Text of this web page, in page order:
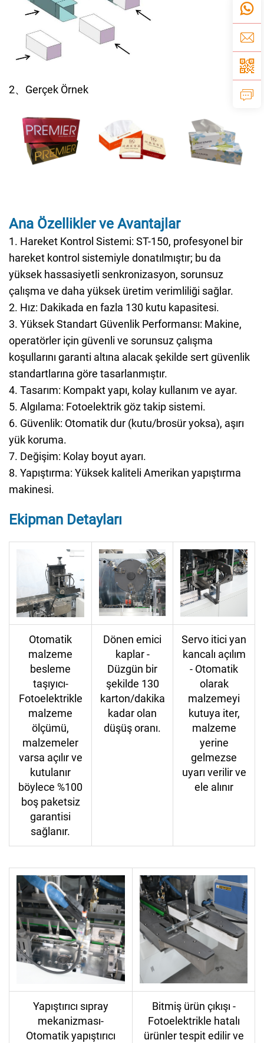
2、Gerçek Örnek
Ana Özellikler ve Avantajlar
1. Hareket Kontrol Sistemi: ST-150, profesyonel bir
hareket kontrol sistemiyle donatılmıştır; bu da
yüksek hassasiyetli senkronizasyon, sorunsuz
çalışma ve daha yüksek üretim verimliliği sağlar.
2. Hız: Dakikada en fazla 130 kutu kapasitesi.
3. Yüksek Standart Güvenlik Performansı: Makine,
operatörler için güvenli ve sorunsuz çalışma
koşullarını garanti altına alacak şekilde sert güvenlik
standartlarına göre tasarlanmıştır.
4. Tasarım: Kompakt yapı, kolay kullanım ve ayar.
5. Algılama: Fotoelektrik göz takip sistemi.
6. Güvenlik: Otomatik dur (kutu/brosür yoksa), aşırı
yük koruma.
7. Değişim: Kolay boyut ayarı.
8. Yapıştırma: Yüksek kaliteli Amerikan yapıştırma
makinesi.
Ekipman Detayları
Otomatik
malzeme
besleme
taşıyıcı-
Fotoelektrikle
malzeme
ölçümü,
malzemeler
varsa açılır ve
kutulanır
böylece %100
boş paketsiz
garantisi
sağlanır.
Dönen emici
kaplar -
Düzgün bir
şekilde 130
karton/dakika
kadar olan
düşüş oranı.
Servo itici yan
kancalı açılım
- Otomatik
olarak
malzemeyi
kutuya iter,
malzeme
yerine
gelmezse
uyarı verilir ve
ele alınır
Yapıştırıcı sıpray
mekanizması-
Otomatik yapıştırıcı
Bitmiş ürün çıkışı -
Fotoelektrikle hatalı
ürünler tespit edilir ve